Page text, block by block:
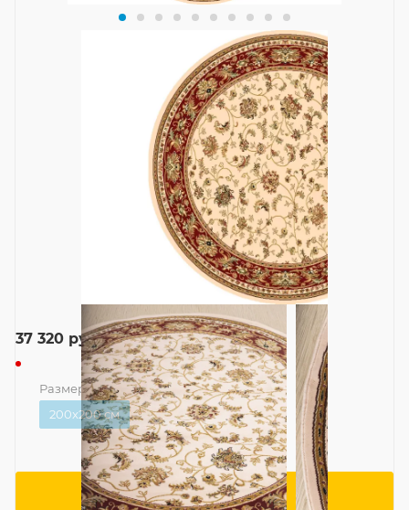
37 320 руб.
Размер — 200x200 см
200x200 см
Сообщить о поступлении